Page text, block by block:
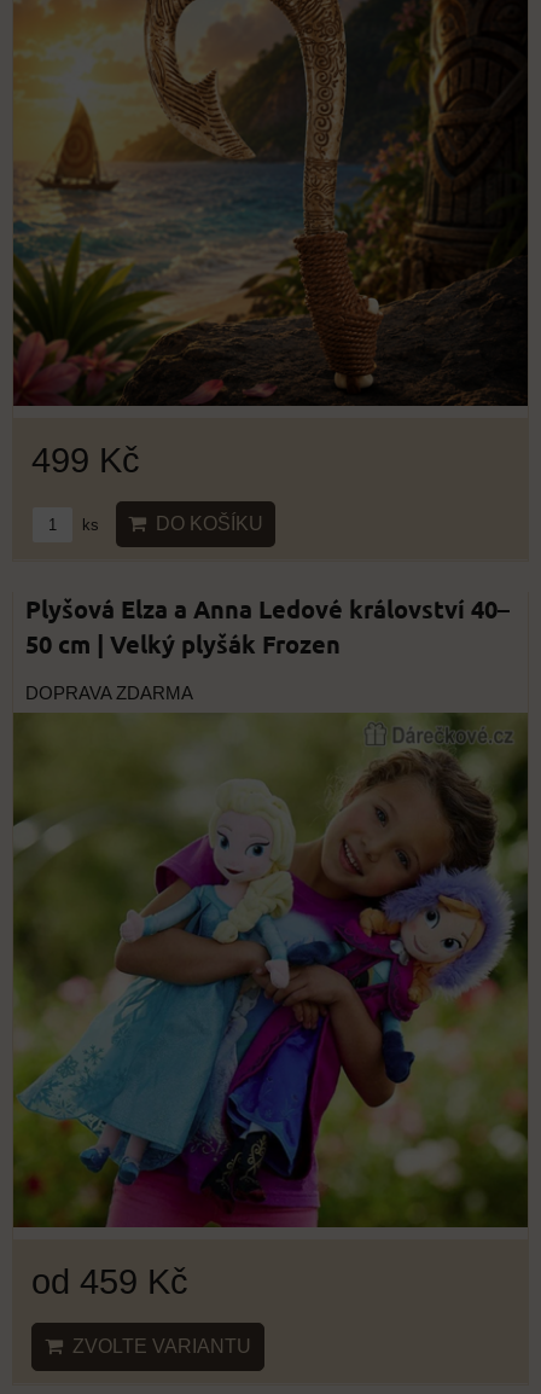
499 Kč
ks DO KOŠÍKU
Plyšová Elza a Anna Ledové království 40–
50 cm | Velký plyšák Frozen
DOPRAVA ZDARMA
od 459 Kč
ZVOLTE VARIANTU